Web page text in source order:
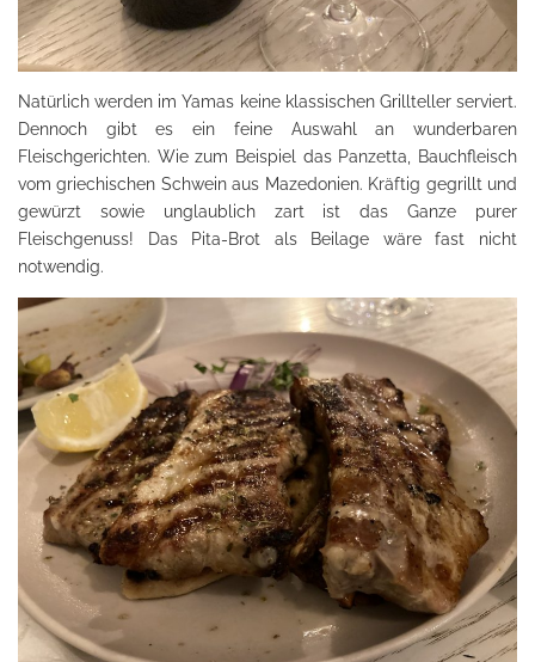
Natürlich werden im Yamas keine klassischen Grillteller serviert.
Dennoch gibt es ein feine Auswahl an wunderbaren
Fleischgerichten. Wie zum Beispiel das Panzetta, Bauchfleisch
vom griechischen Schwein aus Mazedonien. Kräftig gegrillt und
gewürzt sowie unglaublich zart ist das Ganze purer
Fleischgenuss! Das Pita-Brot als Beilage wäre fast nicht
notwendig.